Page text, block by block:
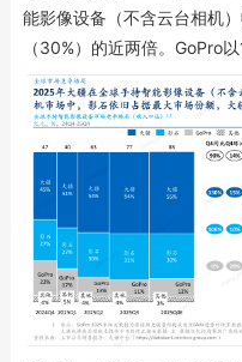
能影像设备（不含云台相机
（30%）的近两倍。GoPro